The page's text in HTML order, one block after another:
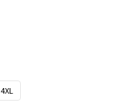
4XL